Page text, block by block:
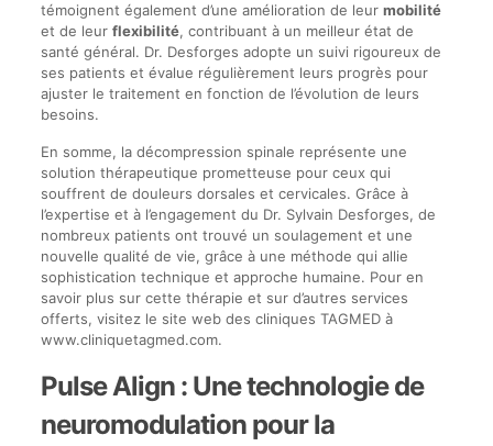
témoignent également d’une amélioration de leur mobilité
et de leur flexibilité, contribuant à un meilleur état de
santé général. Dr. Desforges adopte un suivi rigoureux de
ses patients et évalue régulièrement leurs progrès pour
ajuster le traitement en fonction de l’évolution de leurs
besoins.
En somme, la décompression spinale représente une
solution thérapeutique prometteuse pour ceux qui
souffrent de douleurs dorsales et cervicales. Grâce à
l’expertise et à l’engagement du Dr. Sylvain Desforges, de
nombreux patients ont trouvé un soulagement et une
nouvelle qualité de vie, grâce à une méthode qui allie
sophistication technique et approche humaine. Pour en
savoir plus sur cette thérapie et sur d’autres services
offerts, visitez le site web des cliniques TAGMED à
www.cliniquetagmed.com.
Pulse Align : Une technologie de
neuromodulation pour la